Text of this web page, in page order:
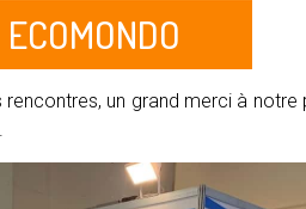
un grand merci à notre